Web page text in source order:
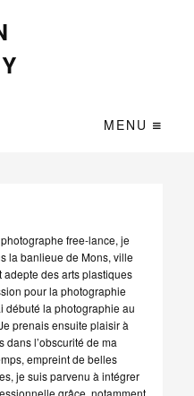
MENU
free-lance, je
la banlieue de Mons, ville
adepte des arts plastiques
pour la photographie
débuté la photographie au
prenais ensuite plaisir à
l’obscurité de ma
empreint de belles
je suis parvenu à intégrer
grâce, notamment,